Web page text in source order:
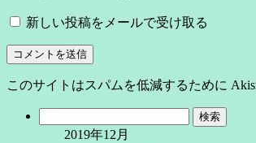
新しい投稿をメールで受け取る
このサイトはスパムを低減するために
2019年12月